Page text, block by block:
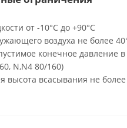
от -10°C до +90°C
воздуха не более
конечное давление
N,N4 80/160)
высота всасывания не